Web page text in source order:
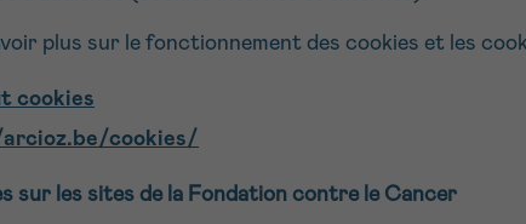
plus sur le fonctionnement des cookies et les
cookies
cookies/
sur les sites de la Fondation contre le Cancer
J’accepte les